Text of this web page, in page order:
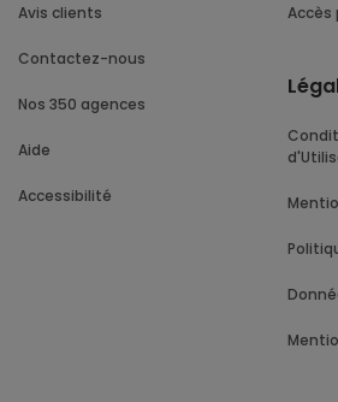
Avis clients
Contactez-nous
Nos 350 agences
Aide
Accessibilité
Conditions Générales